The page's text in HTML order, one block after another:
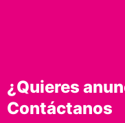
¿Quieres
Contáctanos